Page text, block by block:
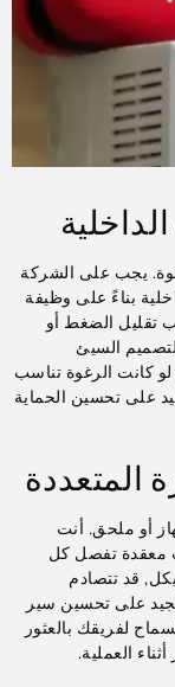
يجب على الشركة
بناءً على وظيفة
تقليل الضغط أو
السيئ
كانت الرغوة تناسب
على تحسين الحماية
المتعددة
أو ملحق. أنت
معقدة تفصل كل
قد تتصادم
على تحسين سير
لفريقك بالعثور
العملية.